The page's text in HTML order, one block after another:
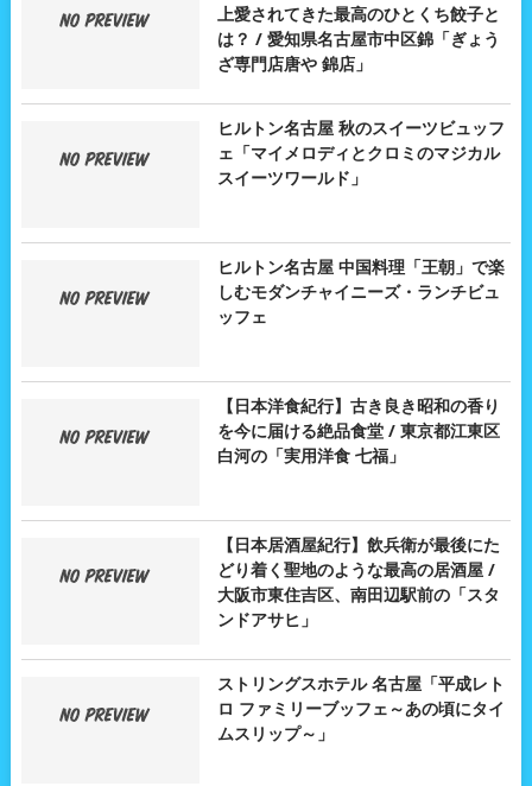
上愛されてきた最高のひとくち餃子と
は？ / 愛知県名古屋市中区錦「ぎょう
ざ専門店唐や 錦店」
ヒルトン名古屋 秋のスイーツビュッフ
ェ「マイメロディとクロミのマジカル
スイーツワールド」
ヒルトン名古屋 中国料理「王朝」で楽
しむモダンチャイニーズ・ランチビュ
ッフェ
【日本洋食紀行】古き良き昭和の香り
を今に届ける絶品食堂 / 東京都江東区
白河の「実用洋食 七福」
【日本居酒屋紀行】飲兵衛が最後にた
どり着く聖地のような最高の居酒屋 /
大阪市東住吉区、南田辺駅前の「スタ
ンドアサヒ」
ストリングスホテル 名古屋「平成レト
ロ ファミリーブッフェ～あの頃にタイ
ムスリップ～」